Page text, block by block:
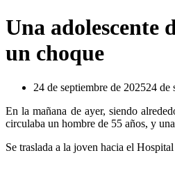
Una adolescente
un choque
24 de septiembre de 202524 de
En la mañana de ayer, siendo
circulaba un hombre de 55 años, y
Se traslada a la joven hacia el